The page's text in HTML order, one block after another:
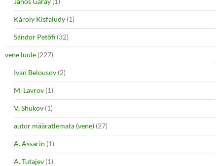
Károly Kisfaludy (1)
Sándor Petőfi (32)
vene luule (227)
Ivan Belousov (2)
M. Lavrov (1)
V. Shukov (1)
autor määratlemata (vene) (27)
A. Assarin (1)
A. Tutajev (1)